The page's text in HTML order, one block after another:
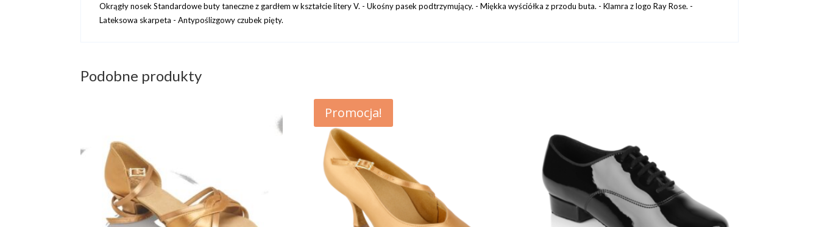
Okrągły nosek Standardowe buty taneczne z gardłem w kształcie litery V. - Ukośny pasek podtrzymujący. - Miękka wyściółka z przodu buta. - Klamra z logo Ray Rose. -
Lateksowa skarpeta - Antypoślizgowy czubek pięty.
Podobne produkty
Promocja!